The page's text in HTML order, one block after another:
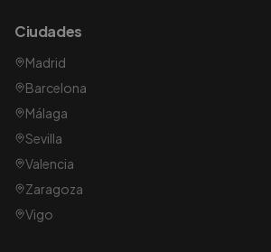
Ciudades
Madrid
Barcelona
Málaga
Sevilla
Valencia
Zaragoza
Vigo